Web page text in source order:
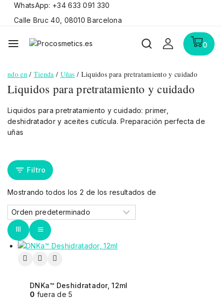
WhatsApp: +34 633 091 330
Calle Bruc 40, 08010 Barcelona
0
ndo en / Tienda / Uñas / Liquidos para pretratamiento y cuidado
Liquidos para pretratamiento y cuidado
Liquidos para pretratamiento y cuidado: primer,
deshidratador y aceites cutícula. Preparación perfecta de
uñas
Filtro
Mostrando todos los2 de los resultados de
DNKa™ Deshidratador, 12ml
0 fuera de 5